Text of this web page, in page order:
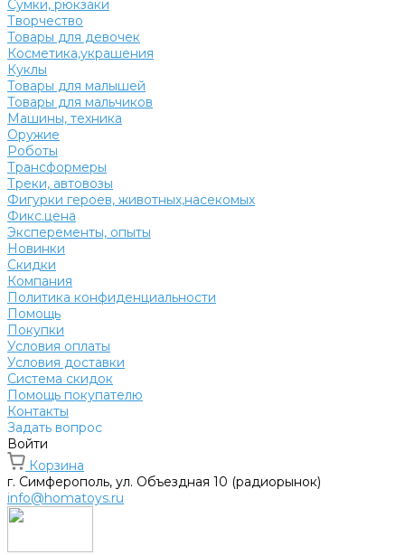
Сумки, рюкзаки
Творчество
Товары для девочек
Косметика,украшения
Куклы
Товары для малышей
Товары для мальчиков
Машины, техника
Оружие
Роботы
Трансформеры
Треки, автовозы
Фигурки героев, животных,насекомых
Фикс.цена
Эксперементы, опыты
Новинки
Скидки
Компания
Политика конфиденциальности
Помощь
Покупки
Условия оплаты
Условия доставки
Система скидок
Помощь покупателю
Контакты
Задать вопрос
Войти
Корзина
г. Симферополь, ул. Объездная 10 (радиорынок)
info@homatoys.ru